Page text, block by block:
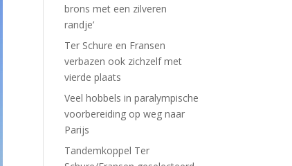
brons met een zilveren
randje’
Ter Schure en Fransen
verbazen ook zichzelf met
vierde plaats
Veel hobbels in paralympische
voorbereiding op weg naar
Parijs
Tandemkoppel Ter